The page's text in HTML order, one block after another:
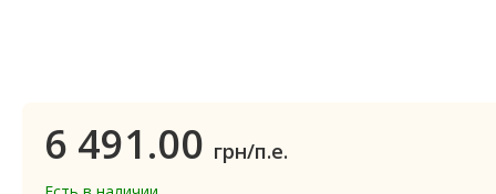
6 491.00 грн/п.е.